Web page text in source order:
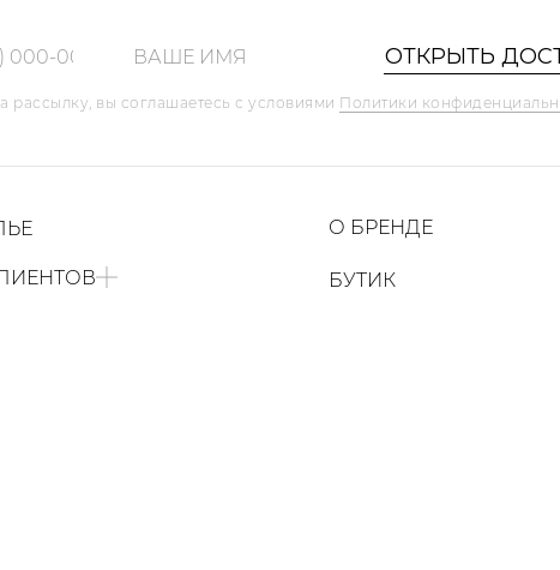
ОТКРЫТЬ
рассылку, вы соглашаетесь с условиями Политики
О БРЕНДЕ
БУТИК